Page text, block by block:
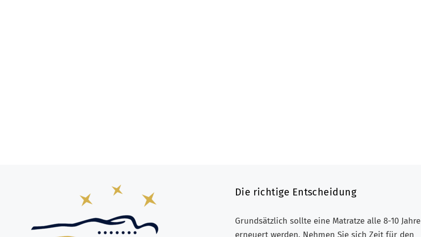
Die richtige Entscheidung
Grundsätzlich sollte eine Matratze alle 8-10 Jahre
erneuert werden. Nehmen Sie sich Zeit für den